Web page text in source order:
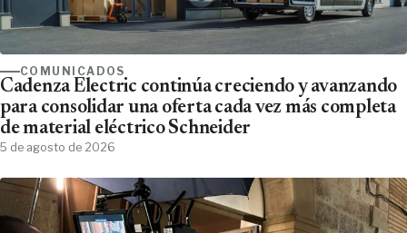
COMUNICADOS
Cadenza Electric continúa creciendo y avanzando
para consolidar una oferta cada vez más completa
de material eléctrico Schneider
5 de agosto de 2026